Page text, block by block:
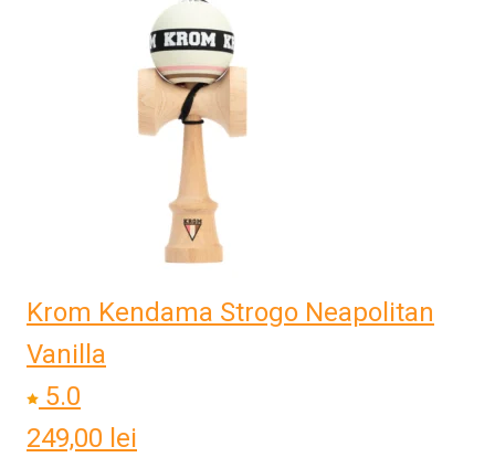
Krom Kendama Strogo Neapolitan
Vanilla
5.0
249,00 lei